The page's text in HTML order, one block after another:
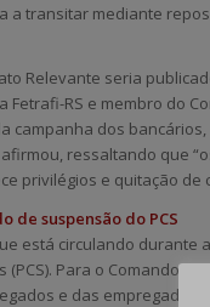
a transitar mediante
Relevante seria
Fetrafi-RS e membro do
campanha dos
ressaltando que
privilégios e quitação de
suspensão do PCS
está circulando durante
(PCS). Para o Comando
e das empregadas